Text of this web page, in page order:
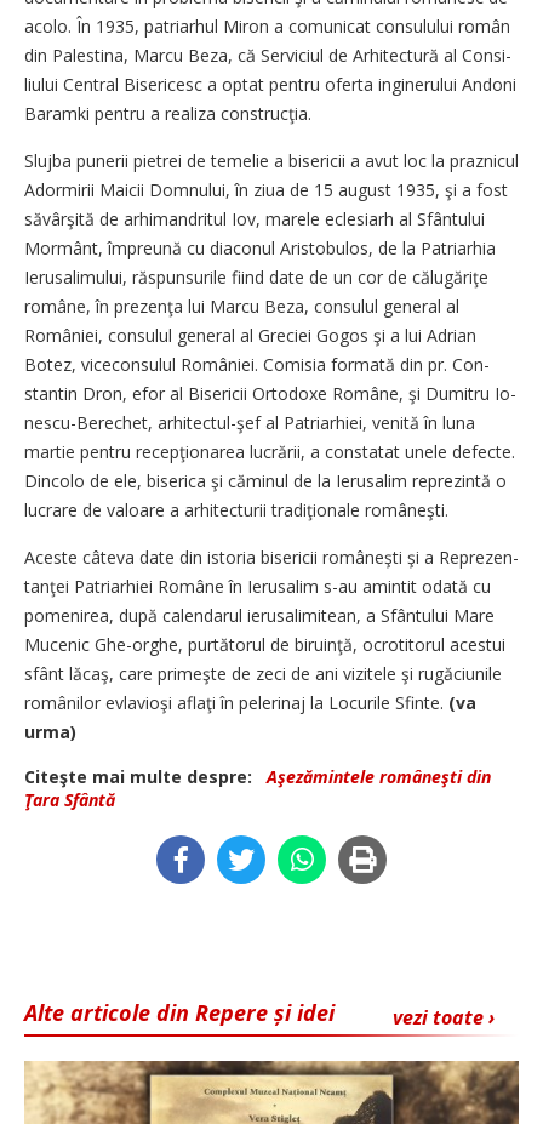
acolo. În 1935, patriarhul Miron a comunicat consulului român
din Palestina, Marcu Beza, că Serviciul de Arhitectură al Con­si­
liului Central Bisericesc a optat pentru oferta inginerului Andoni
Baramki pentru a reali­za construcţia.
Slujba punerii pietrei de te­me­lie a bisericii a avut loc la praz­nicul
Adormirii Maicii Dom­nului, în ziua de 15 august 1935, şi a fost
săvârşită de arhimandritul Iov, marele eclesiarh al Sfântului
Mor­mânt, împre­u­nă cu diaconul Aristobulos, de la Patriarhia
Ierusalimului, răs­pun­surile fiind date de un cor de că­lu­găriţe
române, în prezenţa lui Marcu Beza, consulul gene­ral al
României, consulul ge­neral al Greciei Gogos şi a lui Adrian
Botez, viceconsulul Ro­mâ­niei. Co­misia formată din pr. Con­
stan­tin Dron, efor al Bi­se­ri­cii Or­to­doxe Române, şi Du­mi­tru Io­
nes­cu-Berechet, arhitectul-şef al Pa­triarhiei, venită în luna
martie pentru re­cep­ţi­o­na­rea lucrării, a constatat unele de­fecte.
Din­co­lo de ele, bi­serica şi căminul de la Ieru­salim re­prezintă o
lucrare de valoare a arhitecturii tra­di­ţio­nale ro­mâ­neşti.
Aceste câteva date din istoria bisericii româneşti şi a Re­pre­zen­
tanţei Patriarhiei Ro­mâ­ne în Ierusalim s-au amin­tit odată cu
pomenirea, după calendarul ie­ru­salimitean, a Sfântului Ma­re
Mucenic Ghe-or­ghe, pur­tătorul de biruinţă, ocrotitorul acestui
sfânt lăcaş, care pri­meşte de zeci de ani vizitele şi rugăciunile
ro­mâ­nilor evlavioşi aflaţi în pelerinaj la Locurile Sfinte. (va
urma)
Citeşte mai multe despre:
Aşezămintele româneşti din
Ţara Sfântă
vezi toate ›
Alte articole din Repere și idei